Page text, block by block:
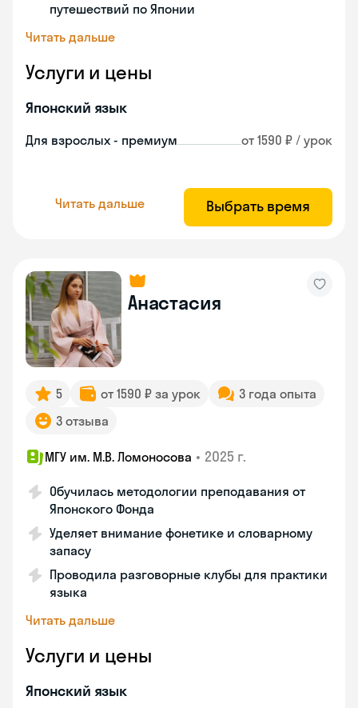
путешествий по Японии
Читать дальше
Услуги и цены
Японский язык
Для взрослых - премиум от 1590 ₽ / урок
Читать дальше Выбрать время
Анастасия
5 от 1590 ₽ за урок
3 года опыта
3 отзыва
МГУ им. М.В. Ломоносова • 2025 г.
Обучилась методологии преподавания от
Японского Фонда
Уделяет внимание фонетике и словарному
запасу
Проводила разговорные клубы для практики
языка
Читать дальше
Услуги и цены
Японский язык